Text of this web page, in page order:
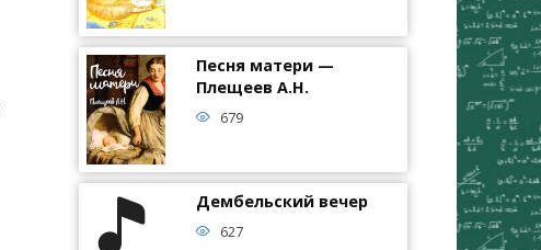
Песня матери —
Плещеев А.Н.
679
Дембельский вечер
627